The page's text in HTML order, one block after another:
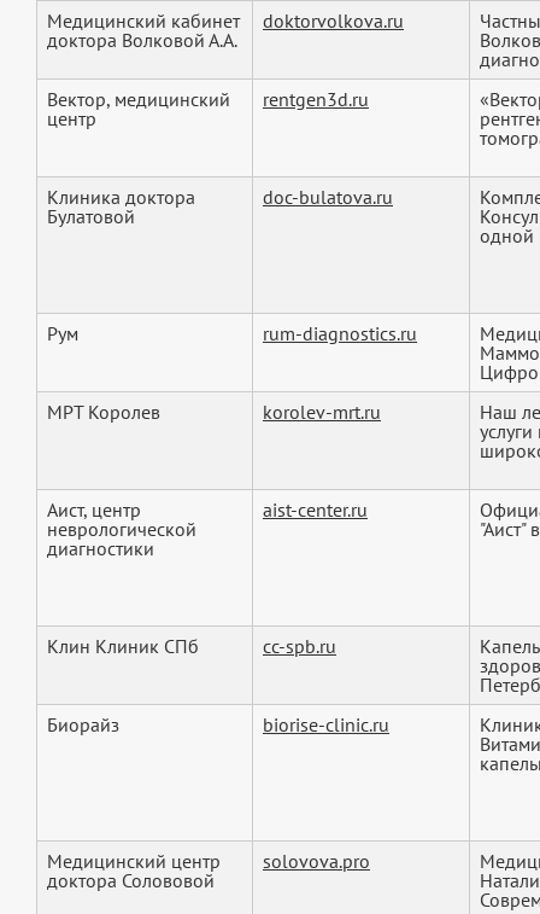
Медицинский кабинет
доктора Волковой А.А.
doktorvolkova.ru
Вектор, медицинский
центр
rentgen3d.ru
Клиника доктора
Булатовой
doc-bulatova.ru
одной
Рум rum-diagnostics.ru
МРТ Королев
korolev-mrt.ru
Наш
Аист, центр
неврологической
диагностики
aist-center.ru
"Аист"
Клин Клиник СПб cc-spb.ru
Биорайз
biorise-clinic.ru
Медицинский центр
доктора Солововой
solovova.pro